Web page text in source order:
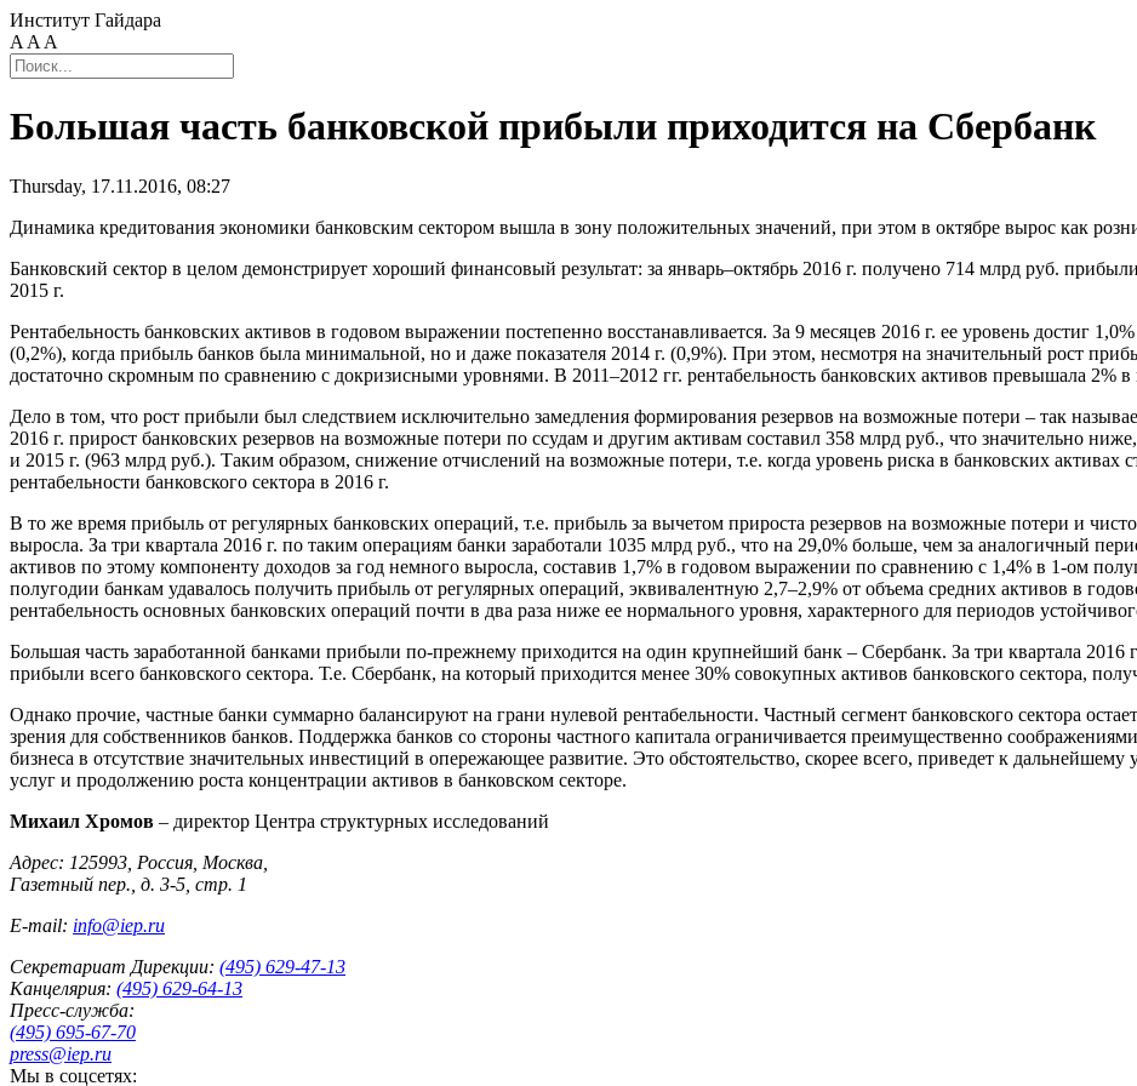
Институт Гайдара
A A A
Большая часть банковской прибыли приходится на Сбербанк
Thursday, 17.11.2016, 08:27
Динамика кредитования экономики банковским сектором вышла в зону положительных значений, при этом в октябре вырос как
Банковский сектор в целом демонстрирует хороший финансовый результат: за январь–октябрь 2016 г. получено 714 млрд руб.
2015 г.
Рентабельность банковских активов в годовом выражении постепенно восстанавливается. За 9 месяцев 2016 г. ее уровень достиг
(0,2%), когда прибыль банков была минимальной, но и даже показателя 2014 г. (0,9%). При этом, несмотря на значительный рост
достаточно скромным по сравнению с докризисными уровнями. В 2011–2012 гг. рентабельность банковских активов превышала 2%
Дело в том, что рост прибыли был следствием исключительно замедления формирования резервов на возможные потери – так
2016 г. прирост банковских резервов на возможные потери по ссудам и другим активам составил 358 млрд руб., что значительно
и 2015 г. (963 млрд руб.). Таким образом, снижение отчислений на возможные потери, т.е. когда уровень риска в банковских активах
рентабельности банковского сектора в 2016 г.
В то же время прибыль от регулярных банковских операций, т.е. прибыль за вычетом прироста резервов на возможные потери и
выросла. За три квартала 2016 г. по таким операциям банки заработали 1035 млрд руб., что на 29,0% больше, чем за аналогичный
активов по этому компоненту доходов за год немного выросла, составив 1,7% в годовом выражении по сравнению с 1,4% в 1-ом
полугодии банкам удавалось получить прибыль от регулярных операций, эквивалентную 2,7–2,9% от объема средних активов в
рентабельность основных банковских операций почти в два раза ниже ее нормального уровня, характерного для периодов
Большая часть заработанной банками прибыли по-прежнему приходится на один крупнейший банк – Сбербанк. За три квартала 2016
прибыли всего банковского сектора. Т.е. Сбербанк, на который приходится менее 30% совокупных активов банковского сектора,
Однако прочие, частные банки суммарно балансируют на грани нулевой рентабельности. Частный сегмент банковского сектора
зрения для собственников банков. Поддержка банков со стороны частного капитала ограничивается преимущественно
бизнеса в отсутствие значительных инвестиций в опережающее развитие. Это обстоятельство, скорее всего, приведет к
услуг и продолжению роста концентрации активов в банковском секторе.
Михаил Хромов – директор Центра структурных исследований
Адрес: 125993, Россия, Москва,
Газетный пер., д. 3-5, стр. 1
E-mail: info@iep.ru
Секретариат Дирекции: (495) 629-47-13
Канцелярия: (495) 629-64-13
Пресс-служба:
(495) 695-67-70
press@iep.ru
Мы в соцсетях: